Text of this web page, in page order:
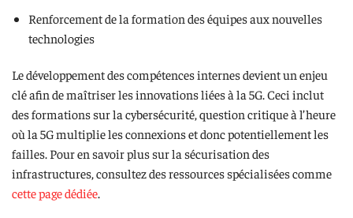
Renforcement de la formation des équipes aux nouvelles
technologies
Le développement des compétences internes devient un enjeu
clé afin de maîtriser les innovations liées à la 5G. Ceci inclut
des formations sur la cybersécurité, question critique à l’heure
où la 5G multiplie les connexions et donc potentiellement les
failles. Pour en savoir plus sur la sécurisation des
infrastructures, consultez des ressources spécialisées comme
cette page dédiée